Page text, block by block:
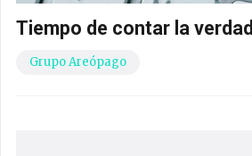
Tiempo de contar la verdad
Grupo Areópago